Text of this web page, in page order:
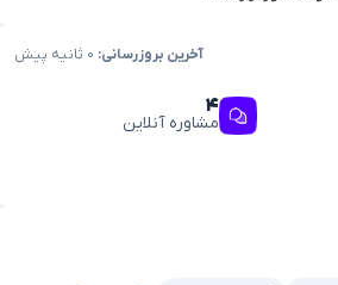
آخرین بروزرسانی:
۴
مشاوره آنلاین